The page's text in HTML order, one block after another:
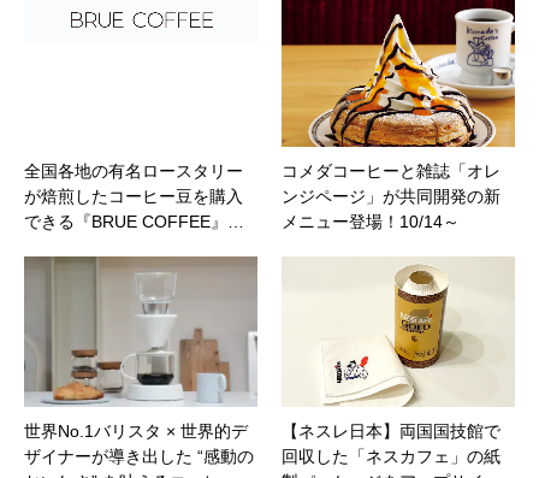
全国各地の有名ロースタリー
が焙煎したコーヒー豆を購入
できる『BRUE COFFEE』…
コメダコーヒーと雑誌「オレ
ンジページ」が共同開発の新
メニュー登場！10/14～
世界No.1バリスタ × 世界的デ
ザイナーが導き出した “感動の
【ネスレ日本】両国国技館で
回収した「ネスカフェ」の紙